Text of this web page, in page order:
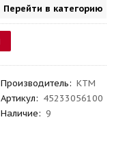
Перейти в категорию
Производитель: KTM
Артикул: 45233056100
Наличие: 9